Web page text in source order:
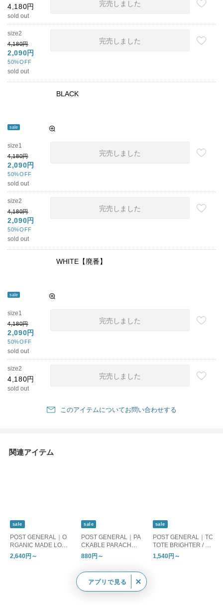
4,180円
sold out
完売しました
size2
4,180円
2,090円
50%OFF
sold out
完売しました
sale
BLACK
size1
4,180円
2,090円
50%OFF
sold out
完売しました
size2
4,180円
2,090円
50%OFF
sold out
完売しました
sale
WHITE【廃番】
size1
4,180円
2,090円
50%OFF
sold out
完売しました
size2
4,180円
sold out
完売しました
このアイテムについてお問い合わせする
関連アイテム
sale
POST GENERAL｜O
RGANIC MADE LON
G T-SHIRTS
2,640円～
sale
POST GENERAL｜PA
CKABLE PARACHUT
E NYLON BAG
880円～
sale
POST GENERAL｜TC
TOTE BRIGHTER / テ
ィーシートート ブラ
イター
1,540円～
アプリで見る